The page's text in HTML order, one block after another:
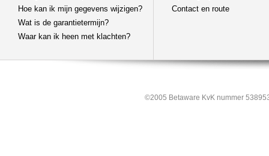
Hoe kan ik mijn gegevens wijzigen?
Wat is de garantietermijn?
Waar kan ik heen met klachten?
Contact en route
©2005 Betaware KvK nummer